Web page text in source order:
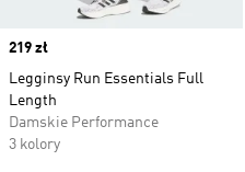
Price
219 zł
Legginsy Run Essentials Full
Length
Damskie Performance
3 kolory